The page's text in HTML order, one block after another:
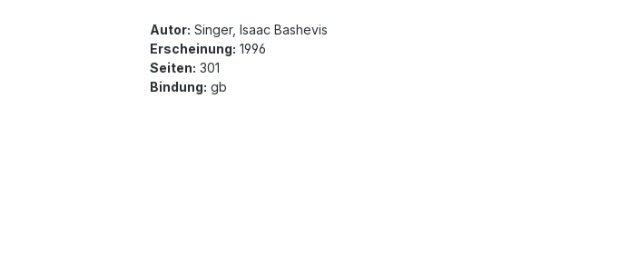
Autor: Singer, Isaac Bashevis
Erscheinung: 1996
Seiten: 301
Bindung: gb